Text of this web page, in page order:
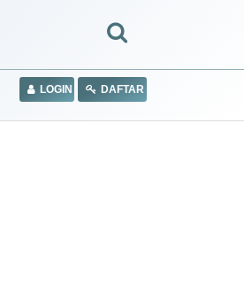
LOGIN DAFTAR